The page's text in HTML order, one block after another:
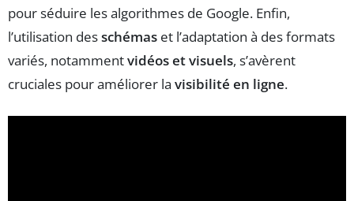
pour séduire les algorithmes de Google. Enfin,
l’utilisation desschémas et l’adaptation à des formats
variés, notammentvidéos et visuels, s’avèrent
cruciales pour améliorer la visibilité en ligne.